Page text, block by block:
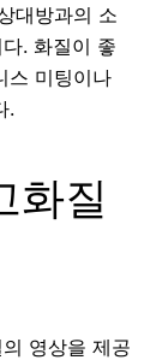
대방과의 소
. 화질이 좋
스 미팅이나
.
화질
영상을 제공